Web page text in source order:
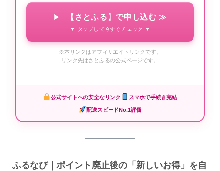
【さとふる】で申し込む ≫
▼ タップして今すぐチェック ▼
※本リンクはアフィリエイトリンクです。
リンク先はさとふるの公式ページです。
公式サイトへの安全なリンク スマホで手続き完結
配送スピードNo.1評価
ふるなび｜ポイント廃止後の「新しいお得」を自